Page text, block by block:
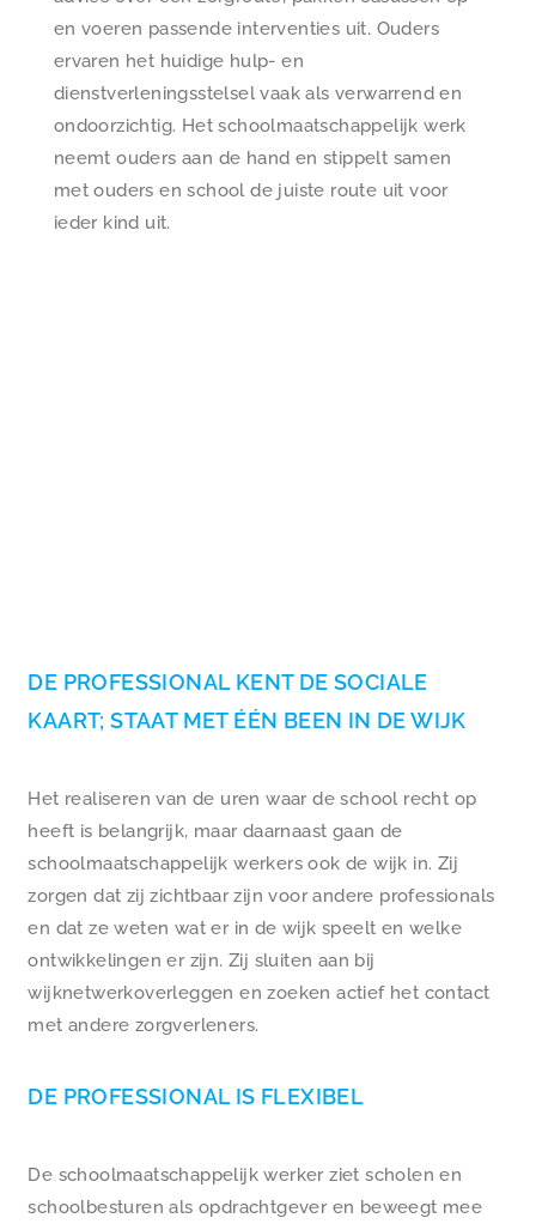
en voeren passende interventies uit. Ouders
ervaren het huidige hulp- en
dienstverleningsstelsel vaak als verwarrend en
ondoorzichtig. Het schoolmaatschappelijk werk
neemt ouders aan de hand en stippelt samen
met ouders en school de juiste route uit voor
ieder kind uit.
DE PROFESSIONAL KENT DE SOCIALE
KAART; STAAT MET ÉÉN BEEN IN DE WIJK
Het realiseren van de uren waar de school recht op
heeft is belangrijk, maar daarnaast gaan de
schoolmaatschappelijk werkers ook de wijk in. Zij
zorgen dat zij zichtbaar zijn voor andere professionals
en dat ze weten wat er in de wijk speelt en welke
ontwikkelingen er zijn. Zij sluiten aan bij
wijknetwerkoverleggen en zoeken actief het contact
met andere zorgverleners.
DE PROFESSIONAL IS FLEXIBEL
De schoolmaatschappelijk werker ziet scholen en
schoolbesturen als opdrachtgever en beweegt mee